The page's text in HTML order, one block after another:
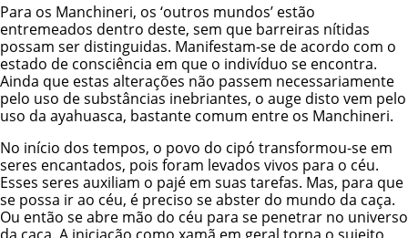
Para os Manchineri, os ‘outros mundos’ estão
entremeados dentro deste, sem que barreiras nítidas
possam ser distinguidas. Manifestam-se de acordo com o
estado de consciência em que o indivíduo se encontra.
Ainda que estas alterações não passem necessariamente
pelo uso de substâncias inebriantes, o auge disto vem pelo
uso da ayahuasca, bastante comum entre os Manchineri.
No início dos tempos, o povo do cipó transformou-se em
seres encantados, pois foram levados vivos para o céu.
Esses seres auxiliam o pajé em suas tarefas. Mas, para que
se possa ir ao céu, é preciso se abster do mundo da caça.
Ou então se abre mão do céu para se penetrar no universo
da caça. A iniciação como xamã em geral torna o sujeito